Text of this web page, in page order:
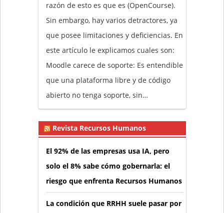
razón de esto es que es (OpenCourse).
Sin embargo, hay varios detractores, ya
que posee limitaciones y deficiencias. En
este artículo le explicamos cuales son:
Moodle carece de soporte: Es entendible
que una plataforma libre y de código
abierto no tenga soporte, sin…
Revista Recursos Humanos
El 92% de las empresas usa IA, pero
solo el 8% sabe cómo gobernarla: el
riesgo que enfrenta Recursos Humanos
La condición que RRHH suele pasar por